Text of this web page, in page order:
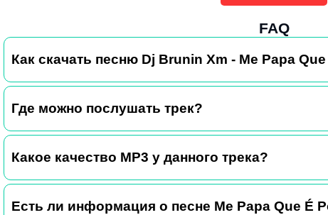
FAQ
Как скачать песню Dj Brunin Xm - Me Papa
Где можно послушать трек?
Какое качество MP3 у данного трека?
Есть ли информация о песне Me Papa Que É